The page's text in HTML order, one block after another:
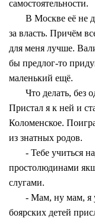
самостоятельности.
В Москве её не
за власть. Причём
для меня лучше.
бы предлог-то
маленький ещё.
Что делать, без
Пристал я к ней и
Коломенское.
из знатных родов.
- Тебе учиться
простолюдинами
слугами.
- Мам, ну мам, я
боярских детей